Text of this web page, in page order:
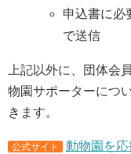
申込書に必
で送信
上記以外に、団体会
物園サポーターにつ
きます。
公式サイト 動物園を